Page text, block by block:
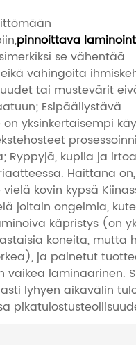
pinnoittava
se vähentää
vahingoita
tai mustevärit
Esipäällystävä
yksinkertaisempi
Ryppyjä, kuplia ja
Haittana
kovin kypsä
joitain ongelmia,
käpristys (on
​​koneita, mutta
ja painetut
vaikea laminaarinen.
lyhyen aikavälin